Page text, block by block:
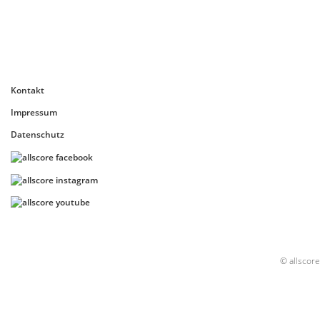
Kontakt
Impressum
Datenschutz
© allscore